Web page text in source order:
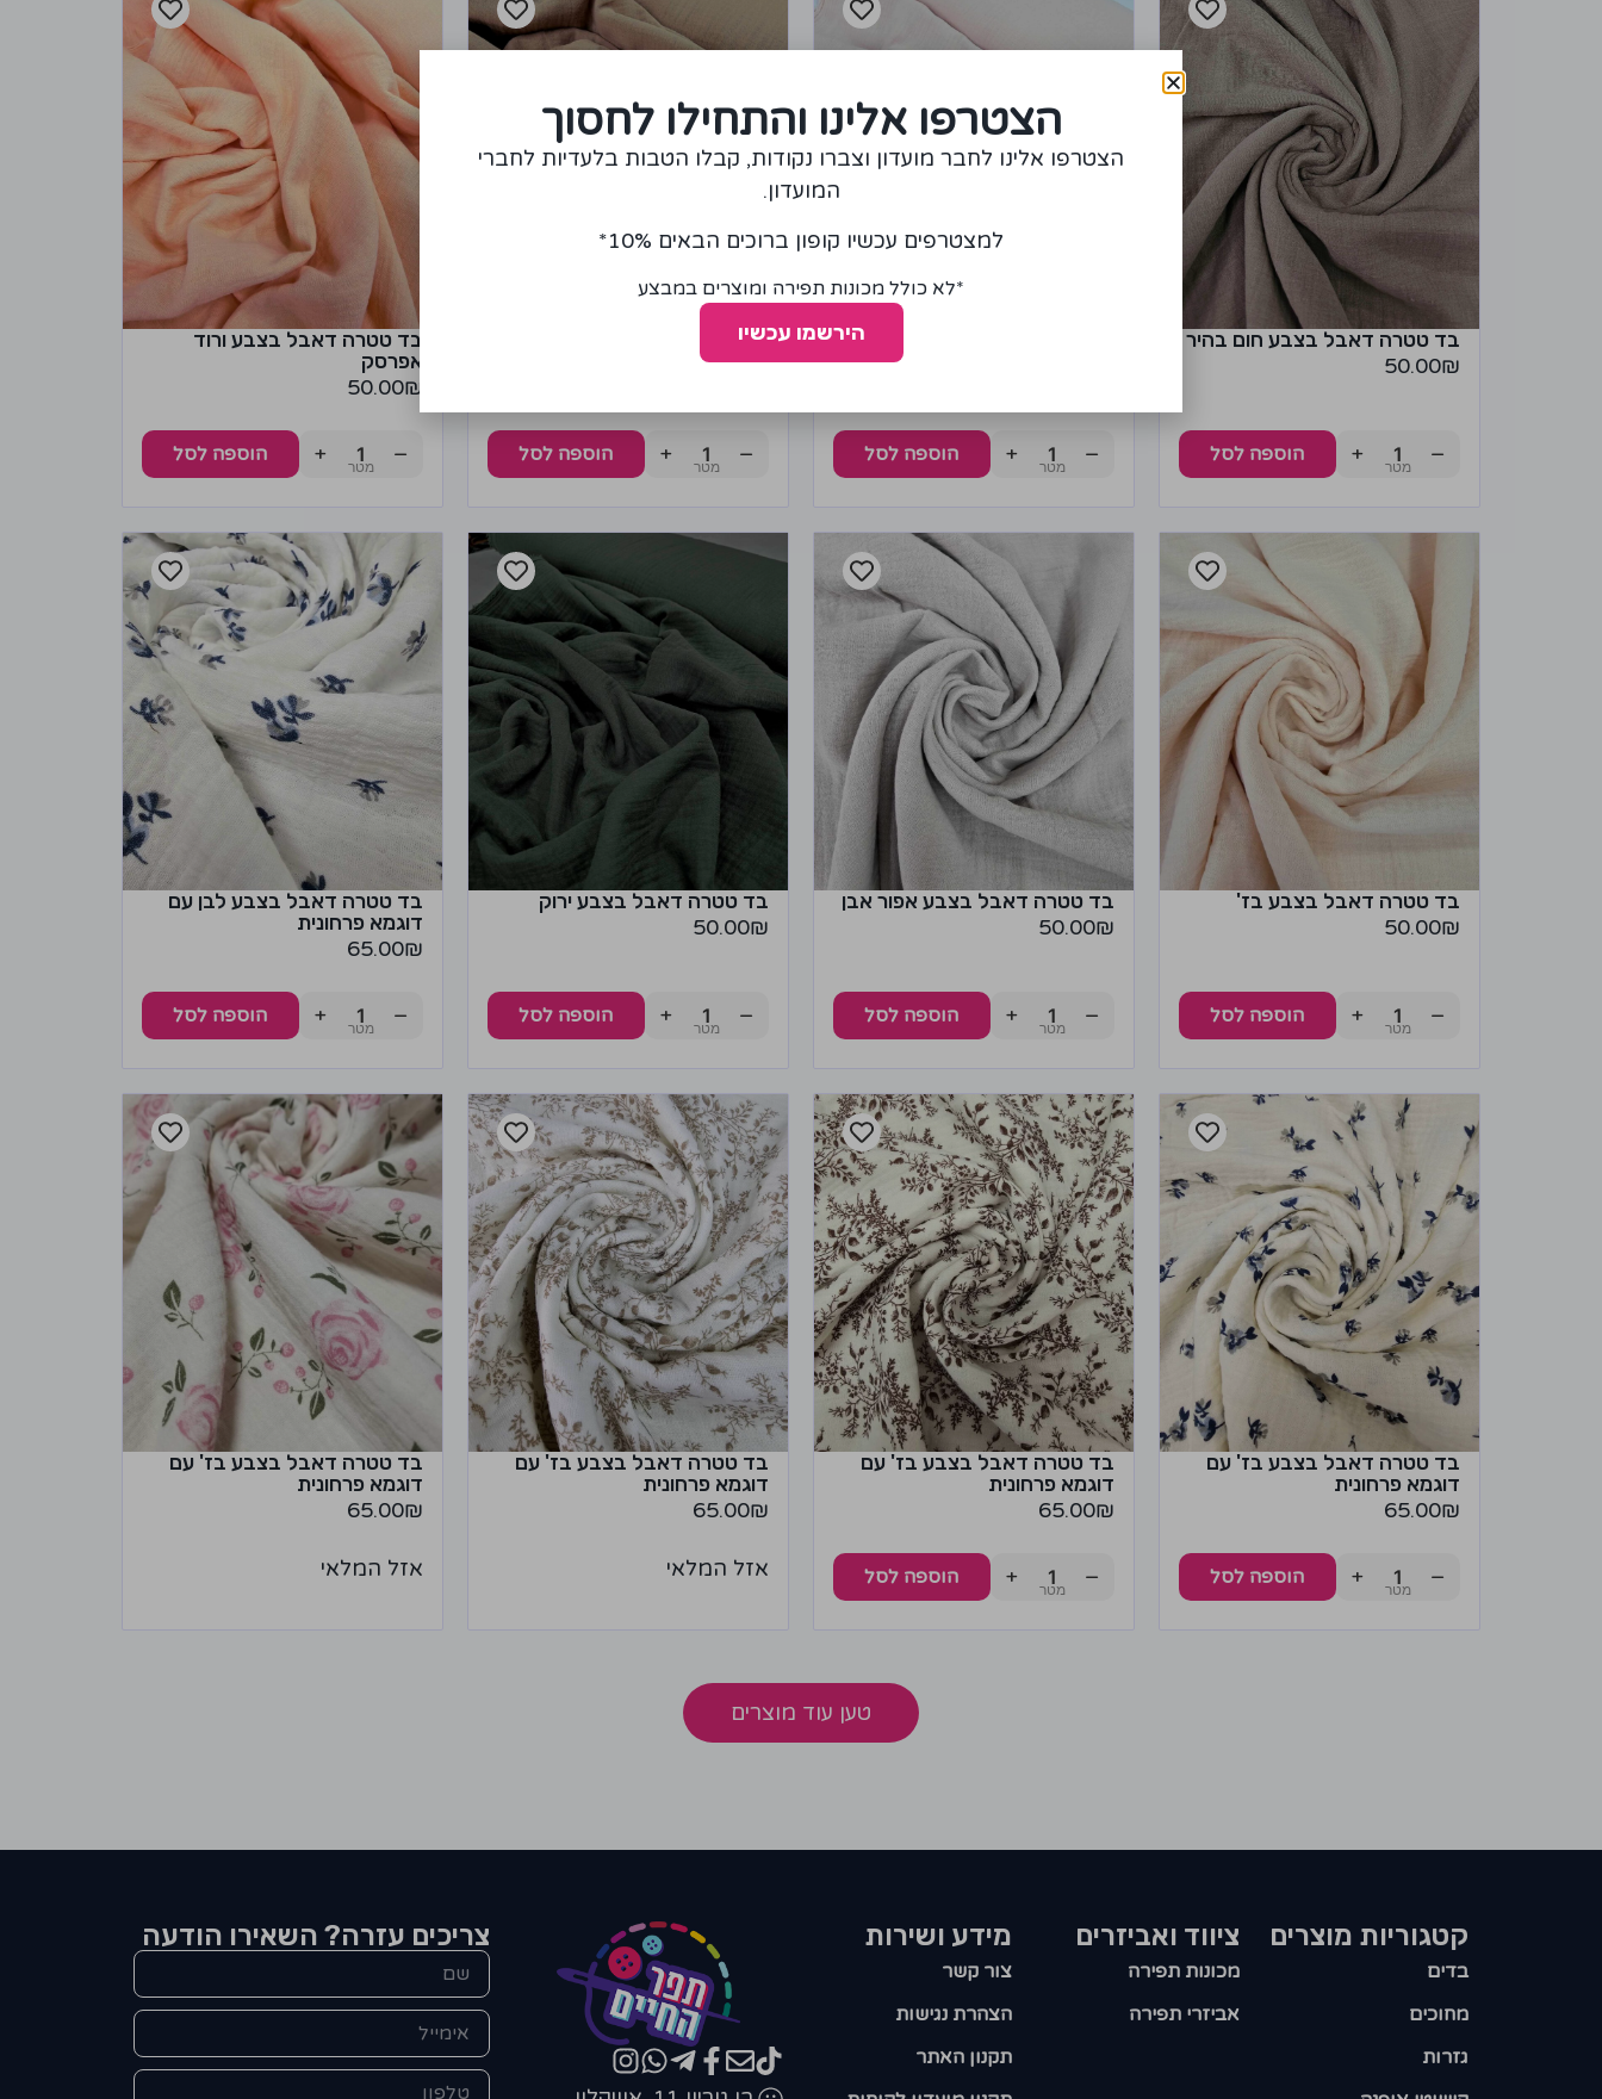
בד טטרה דאבל בצבע חום בהיר
50.00₪
−
+ הוספה לסל −
+ הוספה לסל
בד טטרה דאבל בצבע חום מוקה
50.00₪
−
+ הוספה לסל
בד טטרה דאבל בצבע ורוד
אפרסק
50.00₪
−
+ הוספה לסל
בד טטרה דאבל בצבע בז'
50.00₪
−
+ הוספה לסל
בד טטרה דאבל בצבע אפור אבן
50.00₪
−
+ הוספה לסל
בד טטרה דאבל בצבע ירוק
50.00₪
−
+ הוספה לסל
בד טטרה דאבל בצבע לבן עם
דוגמא פרחונית
65.00₪
−
+ הוספה לסל
בד טטרה דאבל בצבע בז' עם
דוגמא פרחונית
65.00₪
−
+ הוספה לסל
בד טטרה דאבל בצבע בז' עם
דוגמא פרחונית
65.00₪
−
+ הוספה לסל
בד טטרה דאבל בצבע בז' עם
דוגמא פרחונית
65.00₪
אזל המלאי
בד טטרה דאבל בצבע בז' עם
דוגמא פרחונית
65.00₪
אזל המלאי
טען עוד מוצרים
קטגוריות מוצרים​
בדים
מחוכים
גזרות
ציווד ואביזרים
מכונות תפירה
אביזרי תפירה
מידע ושירות
צור קשר
הצהרת נגישות
תקנון האתר
צריכים עזרה? השאירו הודעה
הצטרפו אלינו והתחילו לחסוך
הצטרפו אלינו לחבר מועדון וצברו נקודות, קבלו הטבות בלעדיות לחברי
המועדון.
למצטרפים עכשיו קופון ברוכים הבאים 10%*
*לא כולל מכונות תפירה ומוצרים במבצע
הירשמו עכשיו